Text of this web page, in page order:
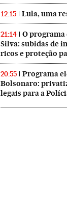
12:15 Lula, uma
21:14
O
Silva: subidas de
ricos e proteção
20:55
Programa
Bolsonaro:
legais para a